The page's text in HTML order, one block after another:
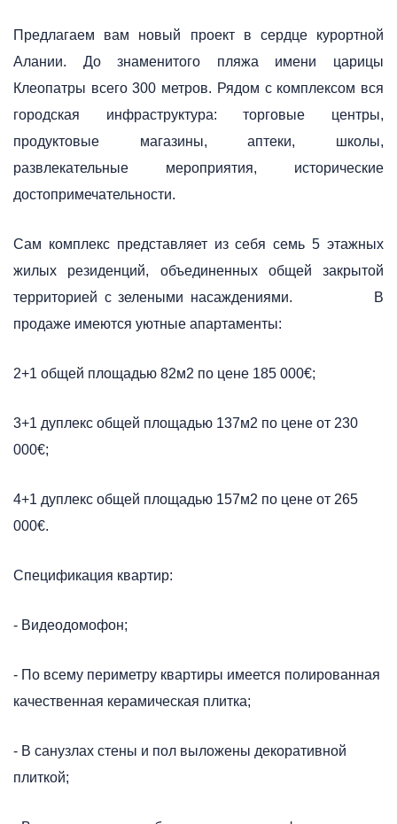
Предлагаем вам новый проект в сердце курортной
Алании. До знаменитого пляжа имени царицы
Клеопатры всего 300 метров. Рядом с комплексом вся
городская инфраструктура: торговые центры,
продуктовые магазины, аптеки, школы,
развлекательные мероприятия, исторические
достопримечательности.
Сам комплекс представляет из себя семь 5 этажных
жилых резиденций, объединенных общей закрытой
территорией с зелеными насаждениями.
В
продаже имеются уютные апартаменты:
2+1 общей площадью 82м2 по цене 185 000€;
3+1 дуплекс общей площадью 137м2 по цене от 230
000€;
4+1 дуплекс общей площадью 157м2 по цене от 265
000€.
Спецификация квартир:
- Видеодомофон;
- По всему периметру квартиры имеется полированная
качественная керамическая плитка;
- В санузлах стены и пол выложены декоративной
плиткой;